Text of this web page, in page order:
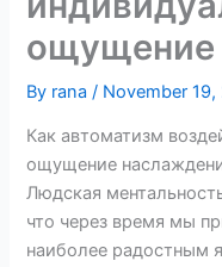
ощущение
By rana/ November 19,
Как автоматизм
ощущение
Людская
что через время мы
наиболее радостным